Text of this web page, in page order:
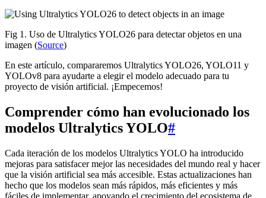
Fig 1. Uso de Ultralytics YOLO26 para detectar objetos en una
imagen (Source)
En este artículo, compararemos Ultralytics YOLO26, YOLO11 y
YOLOv8 para ayudarte a elegir el modelo adecuado para tu
proyecto de visión artificial. ¡Empecemos!
Comprender cómo han evolucionado los
modelos Ultralytics YOLO#
Cada iteración de los modelos Ultralytics YOLO ha introducido
mejoras para satisfacer mejor las necesidades del mundo real y hacer
que la visión artificial sea más accesible. Estas actualizaciones han
hecho que los modelos sean más rápidos, más eficientes y más
fáciles de implementar, apoyando el crecimiento del ecosistema de